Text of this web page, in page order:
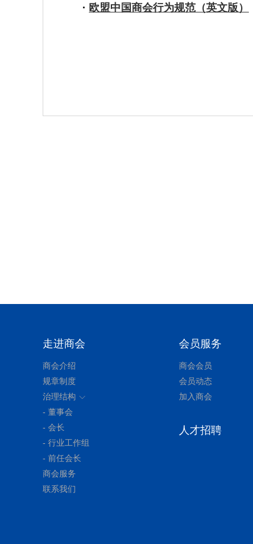
· 欧盟中国商会行为规范（英文版）
走进商会
商会介绍
规章制度
治理结构
- 董事会
- 会长
- 行业工作组
- 前任会长
商会服务
联系我们
会员服务
商会会员
会员动态
加入商会
人才招聘